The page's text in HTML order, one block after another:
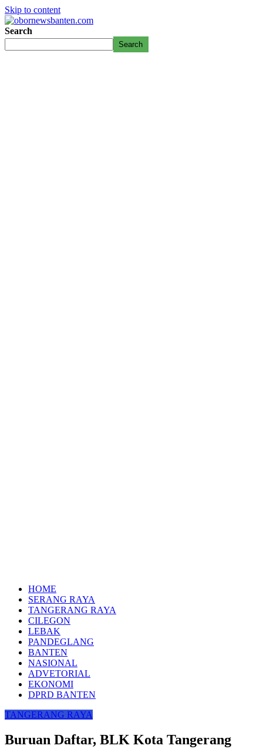
Skip to content
Search
Search
HOME
SERANG RAYA
TANGERANG RAYA
CILEGON
LEBAK
PANDEGLANG
BANTEN
NASIONAL
ADVETORIAL
EKONOMI
DPRD BANTEN
TANGERANG RAYA
Buruan Daftar, BLK Kota Tangerang